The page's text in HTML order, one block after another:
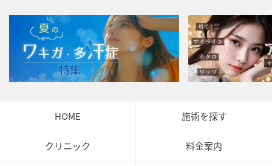
HOME 施術を探す
クリニック 料金案内